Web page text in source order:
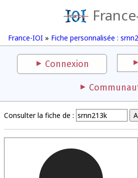
France-IOI » Fiche personnalisée :
Connexion
Consulter la fiche de :